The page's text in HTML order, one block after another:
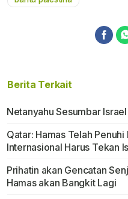
Berita Terkait
Netanyahu Sesumbar
Qatar: Hamas Telah
Internasional Harus Tekan
Prihatin akan Gencatan
Hamas akan Bangkit Lagi